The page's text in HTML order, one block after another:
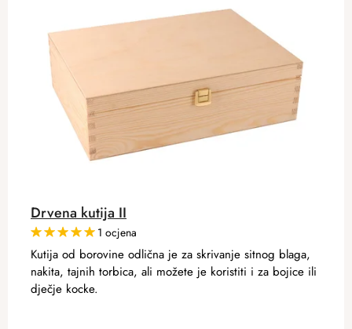
Drvena kutija II
1 ocjena
Kutija od borovine odlična je za skrivanje sitnog blaga,
nakita, tajnih torbica, ali možete je koristiti i za bojice ili
dječje kocke.